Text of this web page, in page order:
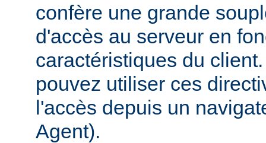
confère une grande
d'accès au serveur en
caractéristiques du
pouvez utiliser ces
l'accès depuis un
Agent).